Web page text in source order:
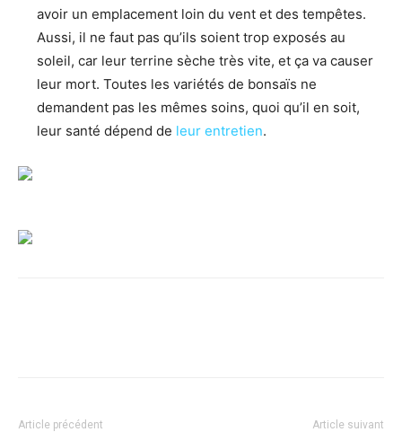
avoir un emplacement loin du vent et des tempêtes.
Aussi, il ne faut pas qu’ils soient trop exposés au
soleil, car leur terrine sèche très vite, et ça va causer
leur mort. Toutes les variétés de bonsaïs ne
demandent pas les mêmes soins, quoi qu’il en soit,
leur santé dépend de leur entretien.
Article précédent Article suivant